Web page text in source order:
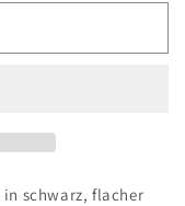
in schwarz, flacher